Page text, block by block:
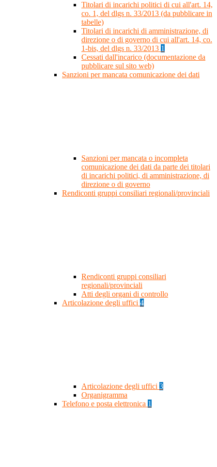
Titolari di incarichi politici di cui all'art. 14,
co. 1, del dlgs n. 33/2013 (da pubblicare in
tabelle)
Titolari di incarichi di amministrazione, di
direzione o di governo di cui all'art. 14, co.
1-bis, del dlgs n. 33/2013 1
Cessati dall'incarico (documentazione da
pubblicare sul sito web)
Sanzioni per mancata comunicazione dei dati
Sanzioni per mancata o incompleta
comunicazione dei dati da parte dei titolari
di incarichi politici, di amministrazione, di
direzione o di governo
Rendiconti gruppi consiliari regionali/provinciali
Rendiconti gruppi consiliari
regionali/provinciali
Atti degli organi di controllo
Articolazione degli uffici 4
Articolazione degli uffici 3
Organigramma
Telefono e posta elettronica 1